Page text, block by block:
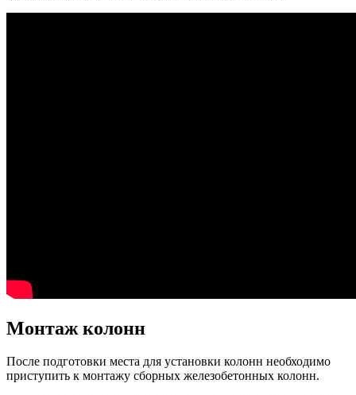
Монтаж колонн
После подготовки места для установки колонн необходимо
приступить к монтажу сборных железобетонных колонн.